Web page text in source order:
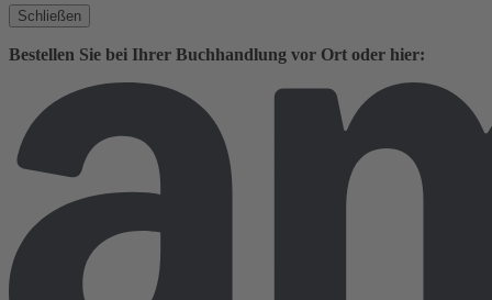
Schließen
Bestellen Sie bei Ihrer Buchhandlung vor Ort oder hier: